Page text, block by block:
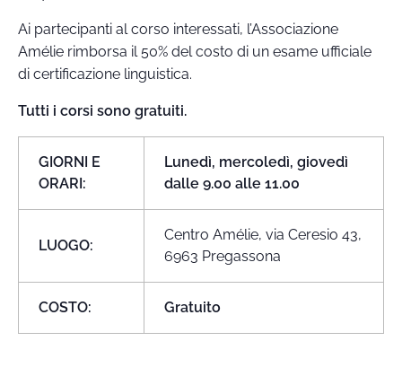
Ai partecipanti al corso interessati, l’Associazione
Amélie rimborsa il 50% del costo di un esame ufficiale
di certificazione linguistica.
Tutti i corsi sono gratuiti.
GIORNI E
ORARI:
Lunedì, mercoledì, giovedì
dalle 9.00 alle 11.00
LUOGO:
Centro Amélie, via Ceresio 43,
6963 Pregassona
COSTO: Gratuito